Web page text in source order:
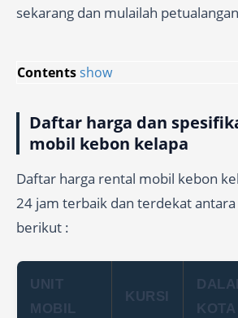
sekarang dan mulailah
Contentsshow
Daftar harga dan
mobil kebon kelapa
Daftar harga rental mobil kebon
24 jam terbaik dan terdekat antara
berikut :
UNIT
MOBIL
KURSI
KOTA